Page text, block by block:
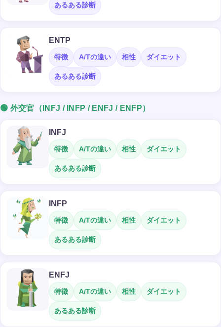
あるある診断
ENTP
特徴 A/Tの違い 相性 ダイエット
あるある診断
🟢 外交官（INFJ / INFP / ENFJ / ENFP）
INFJ
特徴 A/Tの違い 相性 ダイエット
あるある診断
INFP
特徴 A/Tの違い 相性 ダイエット
あるある診断
ENFJ
特徴 A/Tの違い 相性 ダイエット
あるある診断